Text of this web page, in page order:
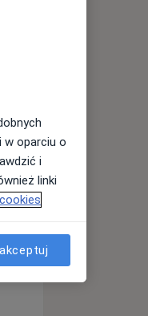
Wt,
11 Sie
w oparciu o
i
linki